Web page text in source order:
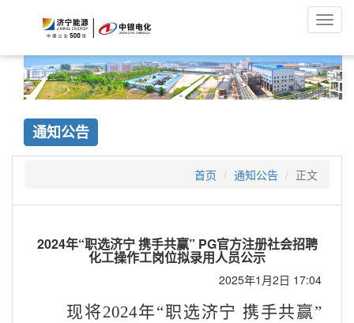
通知公告
首页 通知公告 正文
2024年“职选济宁 携手共赢” PG官方注册社会招聘
化工操作工岗位拟录用人员公示
2025年1月2日 17:04
现将2024年“职选济宁 携手共赢”